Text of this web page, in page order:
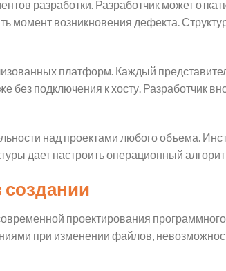
разработки. Разработчик может
момент возникновения дефекта.
платформ. Каждый
без подключения к хосту. Разработчик
над проектами любого объема.
дает настроить операционный
создании
проектирования программного
при изменении файлов,